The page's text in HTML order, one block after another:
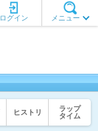
メニュー
ログイン
ヒストリ
ラップ
タイム